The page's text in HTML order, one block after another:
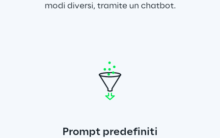
modi diversi, tramite un chatbot.
Prompt predefiniti